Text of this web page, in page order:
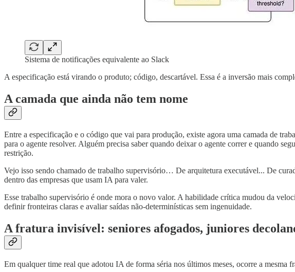
Sistema de notificações equivalente ao Slack
A especificação está virando o produto; código, descartável. Essa é a inversão mais
A camada que ainda não tem nome
Entre a especificação e o código que vai para produção, existe agora uma camada de
para o agente resolver. Alguém precisa saber quando deixar o agente correr e quando
restrição.
Vejo isso sendo chamado de trabalho supervisório… De arquitetura executável... De
dentro das empresas que usam IA para valer.
Esse trabalho supervisório é onde mora o novo valor. A habilidade crítica mudou da
definir fronteiras claras e avaliar saídas não-determinísticas sem ingenuidade.
A fratura invisível: seniores afogados, juniores
Em qualquer time real que adotou IA de forma séria nos últimos meses, ocorre a mesma